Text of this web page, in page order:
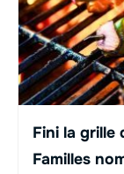
Fini la grille
Familles